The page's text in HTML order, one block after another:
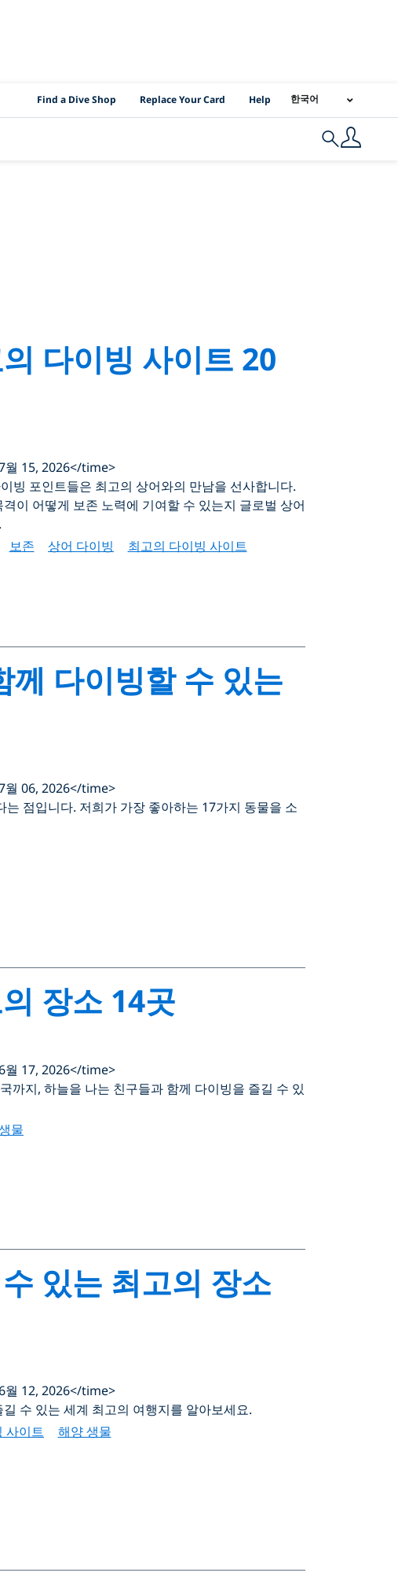
PADI Location Links
Find a Dive Shop Replace Your Card Help 한국어
Search
다이빙 사이트 20
15, 2026</time>
빙 포인트들은 최고의 상어와의 만남을 선사합니다.
이 어떻게 보존 노력에 기여할 수 있는지 글로벌 상어
보존 상어 다이빙 최고의 다이빙 사이트
께 다이빙할 수 있는
06, 2026</time>
점입니다. 저희가 가장 좋아하는 17가지 동물을 소
장소 14곳
17, 2026</time>
까지, 하늘을 나는 친구들과 함께 다이빙을 즐길 수 있
물
있는 최고의 장소
12, 2026</time>
수 있는 세계 최고의 여행지를 알아보세요.
사이트 해양 생물